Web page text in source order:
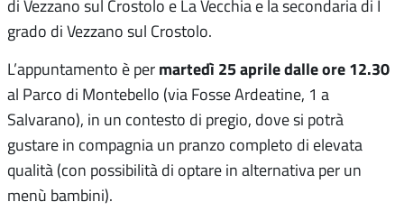
di Vezzano sul Crostolo e La Vecchia e la secondaria di I
grado di Vezzano sul Crostolo.
L’appuntamento è per martedì 25 aprile dalle ore 12.30
al Parco di Montebello (via Fosse Ardeatine, 1 a
Salvarano), in un contesto di pregio, dove si potrà
gustare in compagnia un pranzo completo di elevata
qualità (con possibilità di optare in alternativa per un
menù bambini).